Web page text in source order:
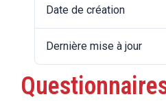
Date de création
Dernière mise à jour